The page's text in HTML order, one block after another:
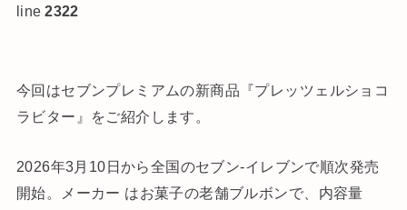
line2322
今回はセブンプレミアムの新商品『プレッツェルショコ
ラビター』をご紹介します。
2026年3月10日から全国のセブン-イレブンで順次発売
開始。メーカー はお菓子の老舗ブルボンで、内容量